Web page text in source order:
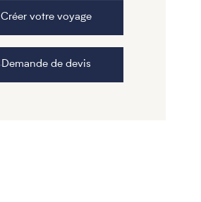
Créer votre voyage
Demande de devis